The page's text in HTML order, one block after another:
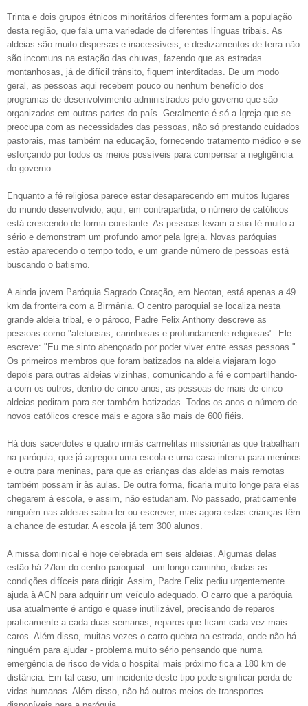
Trinta e dois grupos étnicos minoritários diferentes formam a população
desta região, que fala uma variedade de diferentes línguas tribais. As
aldeias são muito dispersas e inacessíveis, e deslizamentos de terra não
são incomuns na estação das chuvas, fazendo que as estradas
montanhosas, já de difícil trânsito, fiquem interditadas. De um modo
geral, as pessoas aqui recebem pouco ou nenhum benefício dos
programas de desenvolvimento administrados pelo governo que são
organizados em outras partes do país. Geralmente é só a Igreja que se
preocupa com as necessidades das pessoas, não só prestando cuidados
pastorais, mas também na educação, fornecendo tratamento médico e se
esforçando por todos os meios possíveis para compensar a negligência
do governo.
Enquanto a fé religiosa parece estar desaparecendo em muitos lugares
do mundo desenvolvido, aqui, em contrapartida, o número de católicos
está crescendo de forma constante. As pessoas levam a sua fé muito a
sério e demonstram um profundo amor pela Igreja. Novas paróquias
estão aparecendo o tempo todo, e um grande número de pessoas está
buscando o batismo.
A ainda jovem Paróquia Sagrado Coração, em Neotan, está apenas a 49
km da fronteira com a Birmânia. O centro paroquial se localiza nesta
grande aldeia tribal, e o pároco, Padre Felix Anthony descreve as
pessoas como "afetuosas, carinhosas e profundamente religiosas". Ele
escreve: "Eu me sinto abençoado por poder viver entre essas pessoas."
Os primeiros membros que foram batizados na aldeia viajaram logo
depois para outras aldeias vizinhas, comunicando a fé e compartilhando-
a com os outros; dentro de cinco anos, as pessoas de mais de cinco
aldeias pediram para ser também batizadas. Todos os anos o número de
novos católicos cresce mais e agora são mais de 600 fiéis.
Há dois sacerdotes e quatro irmãs carmelitas missionárias que trabalham
na paróquia, que já agregou uma escola e uma casa interna para meninos
e outra para meninas, para que as crianças das aldeias mais remotas
também possam ir às aulas. De outra forma, ficaria muito longe para elas
chegarem à escola, e assim, não estudariam. No passado, praticamente
ninguém nas aldeias sabia ler ou escrever, mas agora estas crianças têm
a chance de estudar. A escola já tem 300 alunos.
A missa dominical é hoje celebrada em seis aldeias. Algumas delas
estão há 27km do centro paroquial - um longo caminho, dadas as
condições difíceis para dirigir. Assim, Padre Felix pediu urgentemente
ajuda à ACN para adquirir um veículo adequado. O carro que a paróquia
usa atualmente é antigo e quase inutilizável, precisando de reparos
praticamente a cada duas semanas, reparos que ficam cada vez mais
caros. Além disso, muitas vezes o carro quebra na estrada, onde não há
ninguém para ajudar - problema muito sério pensando que numa
emergência de risco de vida o hospital mais próximo fica a 180 km de
distância. Em tal caso, um incidente deste tipo pode significar perda de
vidas humanas. Além disso, não há outros meios de transportes